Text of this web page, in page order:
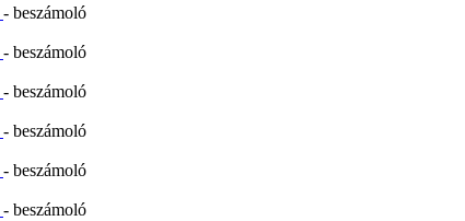
- beszámoló
- beszámoló
- beszámoló
- beszámoló
- beszámoló
- beszámoló